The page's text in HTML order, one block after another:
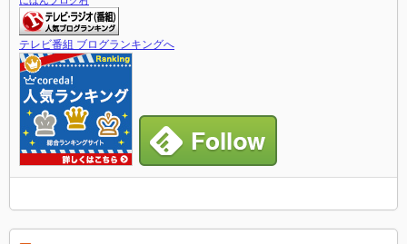
テレビ番組 ブログランキングへ